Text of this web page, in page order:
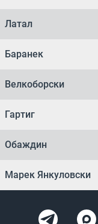
Латал
Баранек
Велкоборски
Гартиг
Обаждин
Марек Янкуловски